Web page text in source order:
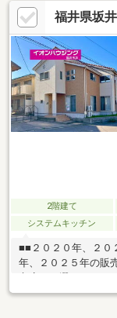
三国中学校 徒歩６
６分運営会社：株式
盟店は全て独立自営
6021
福井県坂
2階建て
システムキッチン
■■２０２０年、２０
年、２０２５年の販
イント～・前面道路